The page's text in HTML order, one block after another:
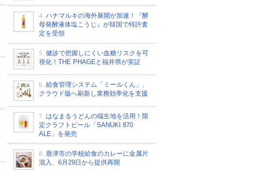
4. ハナマルキの海外展開が加速！『酵
母発酵液体塩こうじ』が韓国で特許査
定を受領
5. 健診で把握しにくい血糖リスクを可
視化！THE PHAGEと福井県が実証
6. 給食管理システム「ミールくん」、
クラウド版へ刷新し業務効率化を支援
7. はなまるうどんの端生地を活用！限
定クラフトビール「SANUKI 870
ALE」を発売
8. 唐津市の学校給食のカレーに金属片
混入、6月29日から提供再開